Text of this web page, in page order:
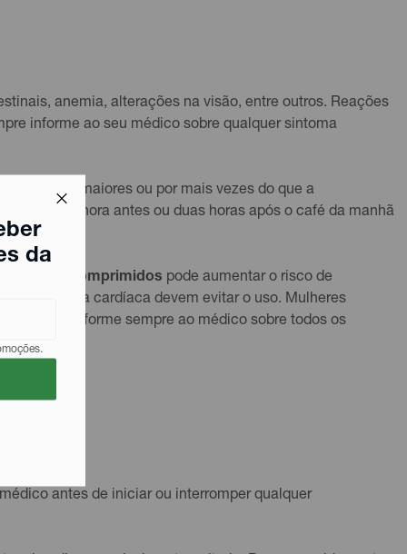
da
anemia, alterações na visão, entre outros. Reações
informe ao seu médico sobre qualquer sintoma
maiores ou por mais vezes do que a
meia hora antes ou duas horas após o café da manhã
100mg Comprimidos pode aumentar o risco de
cardíaca devem evitar o uso. Mulheres
Informe sempre ao médico sobre todos os
antes de iniciar ou interromper qualquer